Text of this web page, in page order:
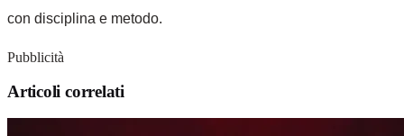
con disciplina e metodo.
Pubblicità
Articoli correlati